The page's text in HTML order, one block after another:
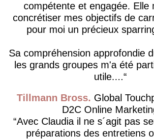
compétente et engagée. Elle
concrétiser mes objectifs de
pour moi un précieux
Sa compréhension approfondie
les grands groupes m'a été
utile....
Tillmann Bross
Global
D2C Online
Avec Claudia il ne s´agit pas
préparations des entretiens